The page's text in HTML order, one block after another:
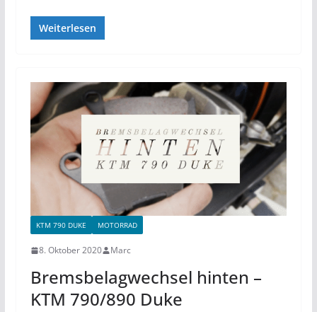
Weiterlesen
KTM 790 DUKE MOTORRAD
8. Oktober 2020 Marc
Bremsbelagwechsel hinten –
KTM 790/890 Duke